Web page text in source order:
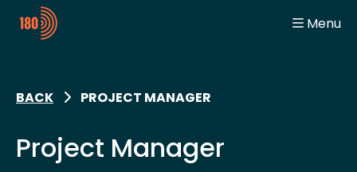
Menu
General
Student
BACK PROJECT MANAGER
Project Manager